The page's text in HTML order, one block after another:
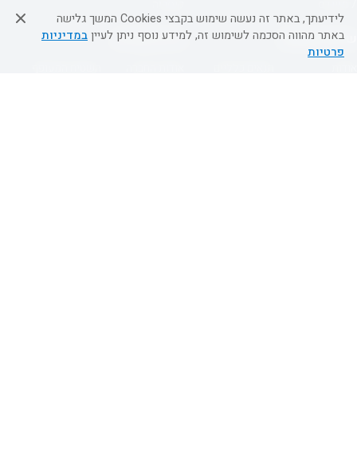
שירות לקוחות מידע ושירות
לידיעתך, באתר זה נעשה שימוש בקבצי Cookies המשך גלישה
באתר מהווה הסכמה לשימוש זה, למידע נוסף ניתן לעייןבמדיניות
פרטיות